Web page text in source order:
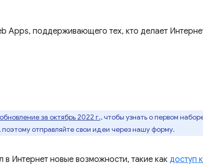
Apps, поддерживающего тех, кто делает
за октябрь 2022 г.,чтобы узнать о первом
отправляйте свои идеи через нашу форму.
Интернет новые возможности, такие какдоступ